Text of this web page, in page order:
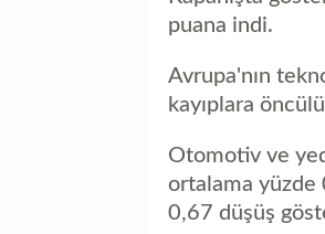
puana indi.
Avrupa'nın
kayıplara
Otomotiv ve
ortalama yüzde
0,67 düşüş